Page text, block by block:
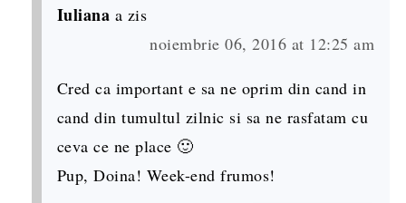
Iuliana a zis
noiembrie 06, 2016 at 12:25 am
Cred ca important e sa ne oprim din cand in
cand din tumultul zilnic si sa ne rasfatam cu
ceva ce ne place 🙂
Pup, Doina! Week-end frumos!